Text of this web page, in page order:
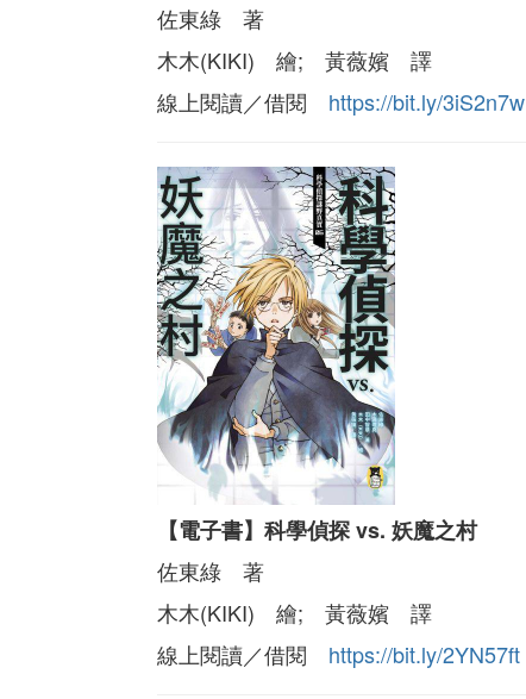
佐東綠 著
木木(KIKI) 繪; 黃薇嬪 譯
線上閱讀／借閱 https://bit.ly/3iS2n7w
【電子書】科學偵探 vs. 妖魔之村
佐東綠 著
木木(KIKI) 繪; 黃薇嬪 譯
線上閱讀／借閱 https://bit.ly/2YN57ft